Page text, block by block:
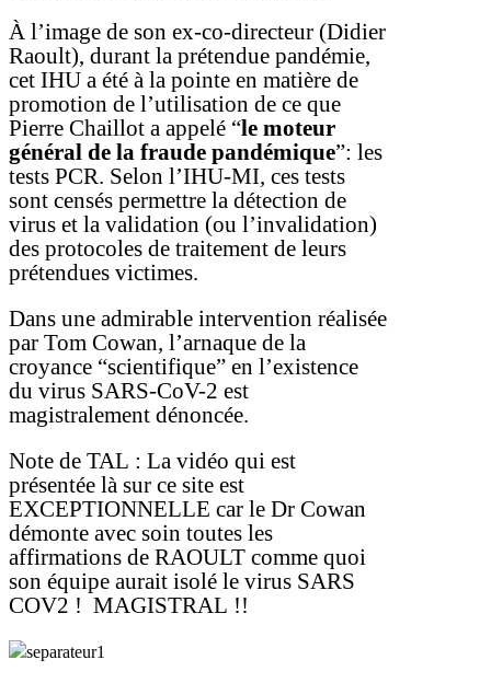
À l’image de son ex-co-directeur (Didier
Raoult), durant la prétendue pandémie,
cet IHU a été à la pointe en matière de
promotion de l’utilisation de ce que
Pierre Chaillot a appelé “le moteur
général de la fraude pandémique”: les
tests PCR. Selon l’IHU-MI, ces tests
sont censés permettre la détection de
virus et la validation (ou l’invalidation)
des protocoles de traitement de leurs
prétendues victimes.
Dans une admirable intervention réalisée
par Tom Cowan, l’arnaque de la
croyance “scientifique” en l’existence
du virus SARS-CoV-2 est
magistralement dénoncée.
Note de TAL : La vidéo qui est
présentée là sur ce site est
EXCEPTIONNELLE car le Dr Cowan
démonte avec soin toutes les
affirmations de RAOULT comme quoi
son équipe aurait isolé le virus SARS
COV2 ! MAGISTRAL !!